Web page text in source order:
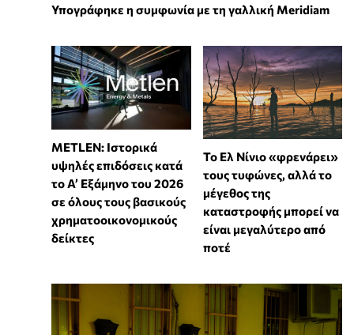
Υπογράφηκε η συμφωνία με τη γαλλική Meridiam
METLEN: Ιστορικά
υψηλές επιδόσεις κατά
το Α’ Εξάμηνο του 2026
σε όλους τους βασικούς
χρηματοοικονομικούς
δείκτες
Το Ελ Νίνιο «φρενάρει»
τους τυφώνες, αλλά το
μέγεθος της
καταστροφής μπορεί να
είναι μεγαλύτερο από
ποτέ